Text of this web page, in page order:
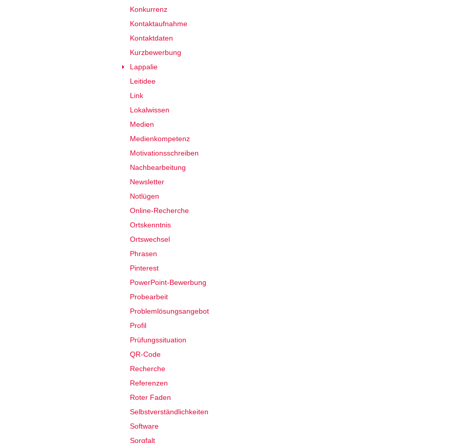
Konkurrenz
Kontaktaufnahme
Kontaktdaten
Kurzbewerbung
Lappalie
Leitidee
Link
Lokalwissen
Medien
Medienkompetenz
Motivationsschreiben
Nachbearbeitung
Newsletter
Notlügen
Online-Recherche
Ortskenntnis
Ortswechsel
Phrasen
Pinterest
PowerPoint-Bewerbung
Probearbeit
Problemlösungsangebot
Profil
Prüfungssituation
QR-Code
Recherche
Referenzen
Roter Faden
Selbstverständlichkeiten
Software
Sorgfalt